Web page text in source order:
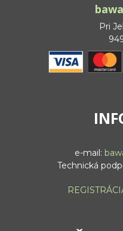
Pri
e-mail:
Technická